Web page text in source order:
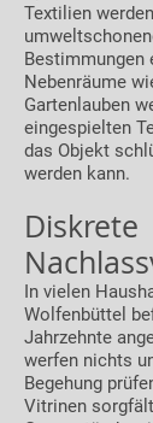
Textilien
Bestimmungen
Nebenräume
Gartenlauben
eingespielten
das Objekt
werden kann.
Diskrete
In vielen
Wolfenbüttel
Jahrzehnte
werfen nichts
Begehung
Vitrinen